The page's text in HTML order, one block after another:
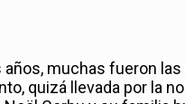
muchas fueron
quizá llevada por la